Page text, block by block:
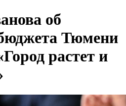
об
Тюмени
растет и